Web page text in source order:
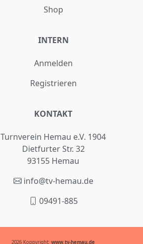
Shop
INTERN
Anmelden
Registrieren
KONTAKT
Turnverein Hemau e.V. 1904
Dietfurter Str. 32
93155 Hemau
info@tv-hemau.de
09491-885
2026 Koppyright: www.tv-hemau.de